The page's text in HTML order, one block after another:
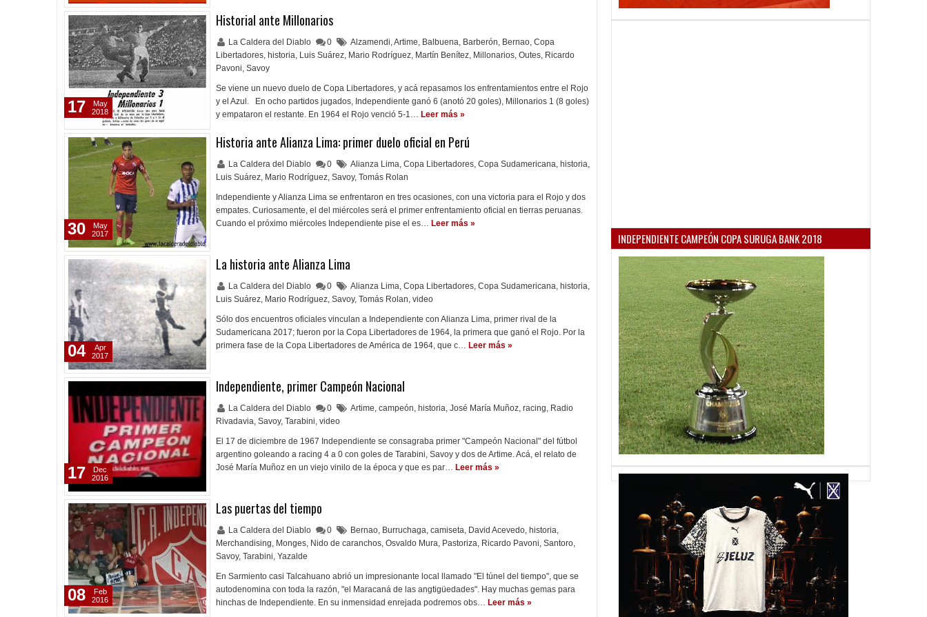
Historial ante Millonarios
La Caldera del Diablo 0 Alzamendi,Artime, Balbuena, Barberón, Bernao, Copa
Libertadores, historia, Luis Suárez, Mario Rodríguez, Martín Benítez, Millonarios, Outes, Ricardo
Pavoni, Savoy
Se viene un nuevo duelo de Copa Libertadores, y acá repasamos los enfrentamientos entre el Rojo
y el Azul. En ocho partidos jugados, Independiente ganó 6 (anotó 20 goles), Millonarios 1 (8 goles)
y empataron el restante. En 1964 el Rojo venció 5-1… Leer más »
17
May
2018
Historia ante Alianza Lima: primer duelo oficial en Perú
La Caldera del Diablo 0 Alianza Lima, Copa Libertadores, Copa Sudamericana, historia,
Luis Suárez, Mario Rodríguez, Savoy, Tomás Rolan
Independiente y Alianza Lima se enfrentaron en tres ocasiones, con una victoria para el Rojo y dos
empates. Curiosamente, el del miércoles será el primer enfrentamiento oficial en tierras peruanas.
Cuando el próximo miércoles Independiente pise el es… Leer más »
30
May
2017
La historia ante Alianza Lima
La Caldera del Diablo 0 Alianza Lima, Copa Libertadores, Copa Sudamericana, historia,
Luis Suárez, Mario Rodríguez, Savoy, Tomás Rolan, video
Sólo dos encuentros oficiales vinculan a Independiente con Alianza Lima, primer rival de la
Sudamericana 2017; fueron por la Copa Libertadores de 1964, la primera que ganó el Rojo. Por la
primera fase de la Copa Libertadores de América de 1964, que c… Leer más »
04
Apr
2017
Independiente, primer Campeón Nacional
La Caldera del Diablo 0 Artime, campeón, historia, José María Muñoz, racing, Radio
Rivadavia, Savoy, Tarabini, video
El 17 de diciembre de 1967 Independiente se consagraba primer "Campeón Nacional" del fútbol
argentino goleando a racing 4 a 0 con goles de Tarabini, Savoy y dos de Artime. Acá, el relato de
José María Muñoz en un viejo vinilo de la época y que es par… Leer más »
17
Dec
2016
Las puertas del tiempo
La Caldera del Diablo 0 Bernao, Burruchaga, camiseta, David Acevedo, historia,
Merchandising, Monges, Nido de caranchos, Osvaldo Mura, Pastoriza, Ricardo Pavoni, Santoro,
Savoy, Tarabini, Yazalde
En Sarmiento casi Talcahuano abrió un impresionante local llamado "El túnel del tiempo", que se
autodenomina con toda la razón, "el Maracaná de las angtigüedades". Hay muchas gemas para
hinchas de Independiente. En su inmensidad enrejada podremos obs… Leer más »
08
Feb
2016
INDEPENDIENTE CAMPEÓN COPA SURUGA BANK 2018